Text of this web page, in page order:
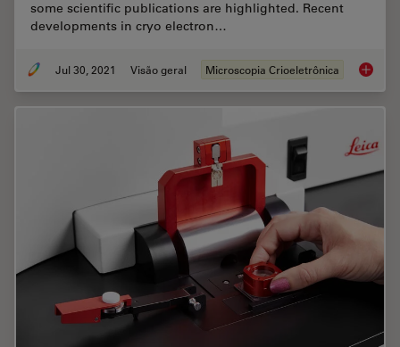
some scientific publications are highlighted. Recent
developments in cryo electron…
Jul 30, 2021 Visão geral Microscopia Crioeletrônica The